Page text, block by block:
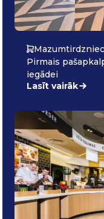
Pirmais
iegādei
Lasīt vairāk